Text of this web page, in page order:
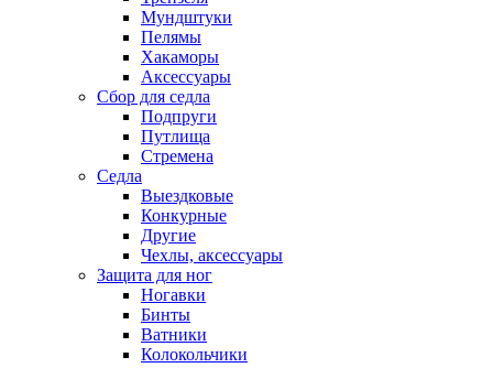
Мундштуки
Пелямы
Хакаморы
Аксессуары
Сбор для седла
Подпруги
Путлища
Стремена
Седла
Выездковые
Конкурные
Другие
Чехлы, аксессуары
Защита для ног
Ногавки
Бинты
Ватники
Колокольчики